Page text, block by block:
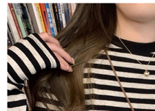
１．簡單：不需註冊會員、不需綁卡
２．便利：只要手機號碼，簡訊認證
３．安心：先確認商品／服務後，再付
【「AFTEE先享後付」結帳流程】
１．於結帳方式選擇「AFTEE先享後
結帳頁面，進行簡訊認證並確認金額
２．訂單成立數日內，您將收到繳費
３．收到繳費通知簡訊後14天內，點
運送方式
全家取貨付款
每筆NT$80，滿NT$1,500(含以
付款後全家取貨
每筆NT$80，滿NT$1,500(含以